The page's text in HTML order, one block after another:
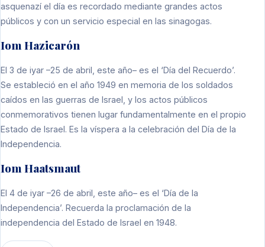
asquenazí el día es recordado mediante grandes actos
públicos y con un servicio especial en las sinagogas.
Iom Hazicarón
El 3 de iyar –25 de abril, este año– es el ‘Día del Recuerdo’.
Se estableció en el año 1949 en memoria de los soldados
caídos en las guerras de Israel, y los actos públicos
conmemorativos tienen lugar fundamentalmente en el propio
Estado de Israel. Es la víspera a la celebración del Día de la
Independencia.
Iom Haatsmaut
El 4 de iyar –26 de abril, este año– es el ‘Día de la
Independencia’. Recuerda la proclamación de la
independencia del Estado de Israel en 1948.